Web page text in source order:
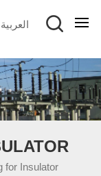
العربية
for Insulator